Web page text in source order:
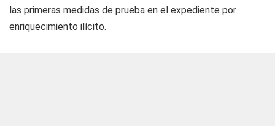
las primeras medidas de prueba en el expediente por
enriquecimiento ilícito.